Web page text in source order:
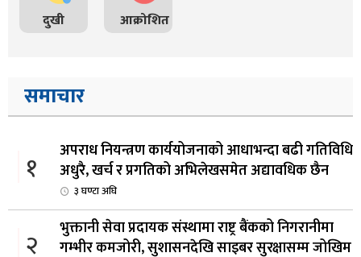
दुखी आक्रोशित
समाचार
१
अपराध नियन्त्रण कार्ययोजनाको आधाभन्दा बढी गतिविधि
अधुरै, खर्च र प्रगतिको अभिलेखसमेत अद्यावधिक छैन
३ घण्टा अघि
२
भुक्तानी सेवा प्रदायक संस्थामा राष्ट्र बैंकको निगरानीमा
गम्भीर कमजोरी, सुशासनदेखि साइबर सुरक्षासम्म जोखिम